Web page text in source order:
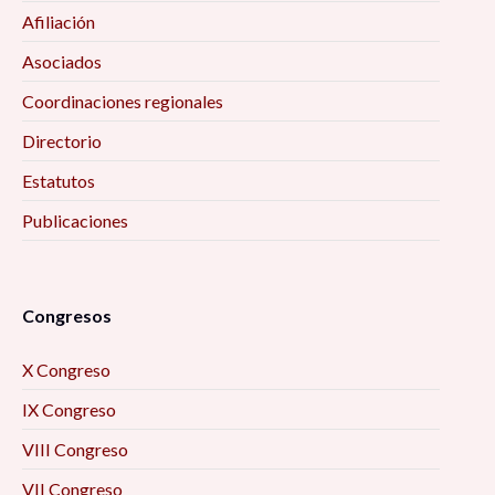
Los retos de México en el mundo después del
El legado de Pierre Bourdieu, a 20 años de su
partida, 4:00 pm
las desigualdades en nuestras sociedades
La intervención y el trabajo con poblaciones en
sexoservidoras; en situación de calle; privadas
Emociones y activismo feminista, 5:00 pm
Afiliación
Asociados
Coordinaciones regionales
Directorio
Estatutos
Publicaciones
Congresos
X Congreso
IX Congreso
VIII Congreso
VII Congreso